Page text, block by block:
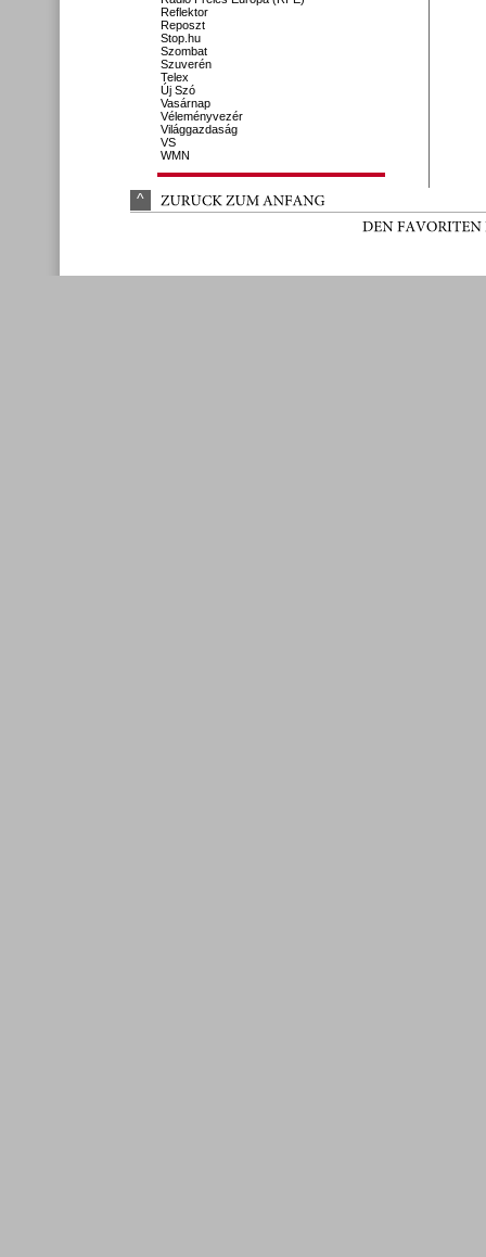
Reflektor
Reposzt
Stop.hu
Szombat
Szuverén
Telex
Új Szó
Vasárnap
Véleményvezér
Világgazdaság
VS
WMN
^ ZURÜCK ZUM ANFANG
DEN FAVORITEN